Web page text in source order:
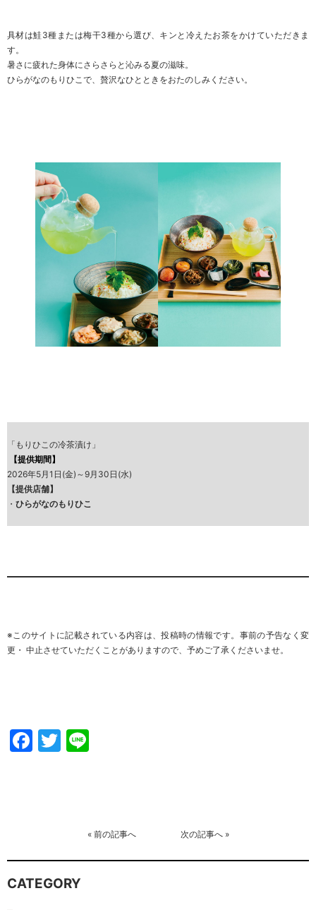
具材は鮭3種または梅干3種から選び、キンと冷えたお茶をかけていただきま
す。
暑さに疲れた身体にさらさらと沁みる夏の滋味。
ひらがなのもりひこで、贅沢なひとときをおたのしみください。
「もりひこの冷茶漬け」
【提供期間】
2026年5月1日(金)～9月30日(水)
【提供店舗】
・ ひらがなのもりひこ
※このサイトに記載されている内容は、投稿時の情報です。事前の予告なく変
更・ 中止させていただくことがありますので、予めご了承くださいませ。
Facebook
Twitter
« 前の記事へ 次の記事へ»
CATEGORY